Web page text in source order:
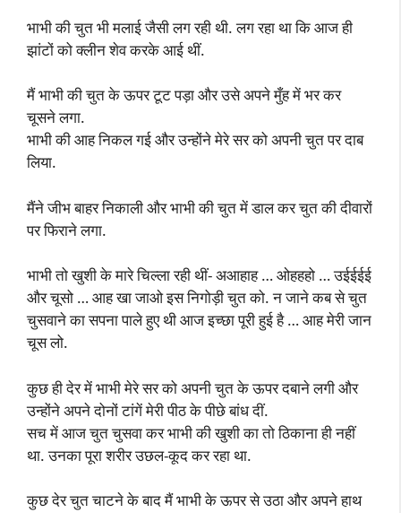
भाभी की चुत भी मलाई जैसी लग रही थी. लग रहा था कि आज ही
झांटों को क्लीन शेव करके आई थीं.
मैं भाभी की चुत के ऊपर टूट पड़ा और उसे अपने मुँह में भर कर
चूसने लगा.
भाभी की आह निकल गई और उन्होंने मेरे सर को अपनी चुत पर दाब
लिया.
मैंने जीभ बाहर निकाली और भाभी की चुत में डाल कर चुत की दीवारों
पर फिराने लगा.
भाभी तो खुशी के मारे चिल्ला रही थीं- अआहाह … ओहहहो … उईईईई
और चूसो … आह खा जाओ इस निगोड़ी चुत को. न जाने कब से चुत
चुसवाने का सपना पाले हुए थी आज इच्छा पूरी हुई है … आह मेरी जान
चूस लो.
कुछ ही देर में भाभी मेरे सर को अपनी चुत के ऊपर दबाने लगी और
उन्होंने अपने दोनों टांगें मेरी पीठ के पीछे बांध दीं.
सच में आज चुत चुसवा कर भाभी की खुशी का तो ठिकाना ही नहीं
था. उनका पूरा शरीर उछल-कूद कर रहा था.
कुछ देर चुत चाटने के बाद मैं भाभी के ऊपर से उठा और अपने हाथ